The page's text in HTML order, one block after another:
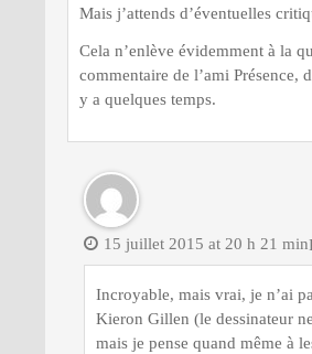
Mais j’attends d’éventuelles
Cela n’enlève évidemment à la
commentaire de l’ami Présence,
y a quelques temps.
15 juillet 2015 at 20 h 21 min
Incroyable, mais vrai, je n’ai
Kieron Gillen (le dessinateur
mais je pense quand même à